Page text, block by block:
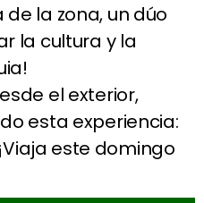
la zona, un dúo
la cultura y la
el exterior,
esta experiencia:
este domingo